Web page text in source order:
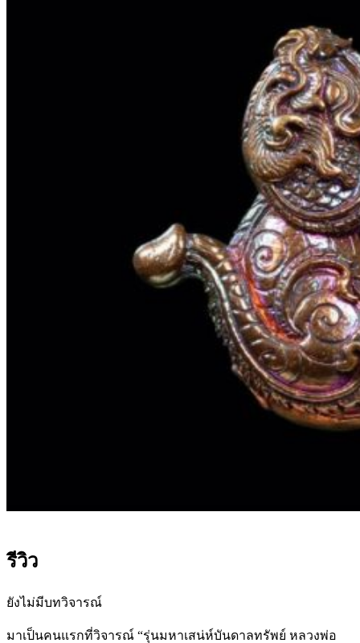
รีวิว
ยังไม่มีบทวิจารณ์
มาเป็นคนแรกที่วิจารณ์ “รุ่นมหาเสน่ห์บันดาลทรัพย์ หลวงพ่อ